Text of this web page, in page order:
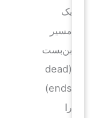
مسیر
بن‌بست
(dead
ends)